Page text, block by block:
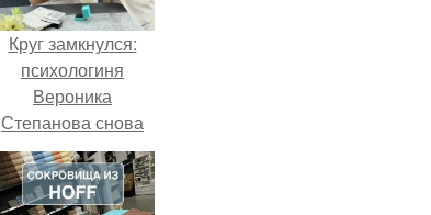
Круг замкнулся:
психологиня
Вероника
Степанова снова
вышла замуж за
собственного
бывшего мужа.